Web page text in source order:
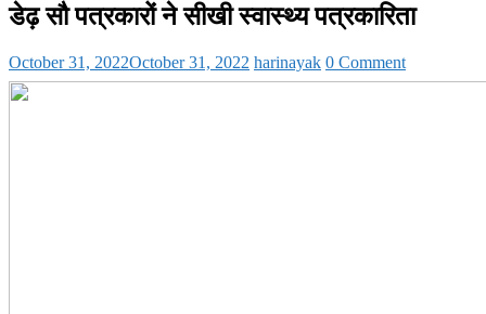
डेढ़ सौ पत्रकारों ने सीखी स्वास्थ्य पत्रकारिता
October 31, 2022October 31, 2022 harinayak 0 Comment